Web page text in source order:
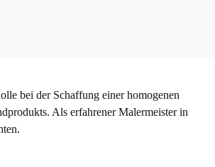
bei der Schaffung einer homogenen
Als erfahrener Malermeister in